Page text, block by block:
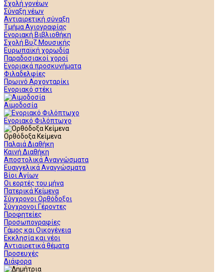
Σχολή γονέων
Σύναξη νέων
Αντιαιρετική σύναξη
Τμήμα Αγιογραφίας
Ενοριακή Βιβλιοθήκη
Σχολή Βυζ Μουσικής
Ευρωπαϊκή χορωδία
Παραδοσιακοί χοροί
Ενοριακά προσκυνήματα
Φιλαδελφίες
Πρωινό Αρχονταρίκι
Ενοριακό στέκι
Αιμοδοσία
Ενοριακό Φιλόπτωχο
Ορθόδοξα Κείμενα
Παλαιά Διαθήκη
Καινή Διαθήκη
Αποστολικά Αναγνώσματα
Ευαγγελικά Αναγνώσματα
Βίοι Αγίων
Οι εορτές του μήνα
Πατερικά Κείμενα
Σύγχρονοι Ορθόδοξοι
Σύγχρονοι Γέροντες
Προφητείες
Προσωπογραφίες
Γάμος και Οικογένεια
Εκκλησία και νέοι
Αντιαιρετικά θέματα
Προσευχές
Διάφορα